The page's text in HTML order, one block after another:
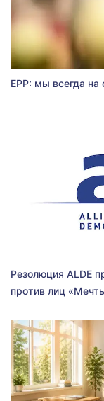
EPP: мы всегда на
Резолюция ALDE
против лиц